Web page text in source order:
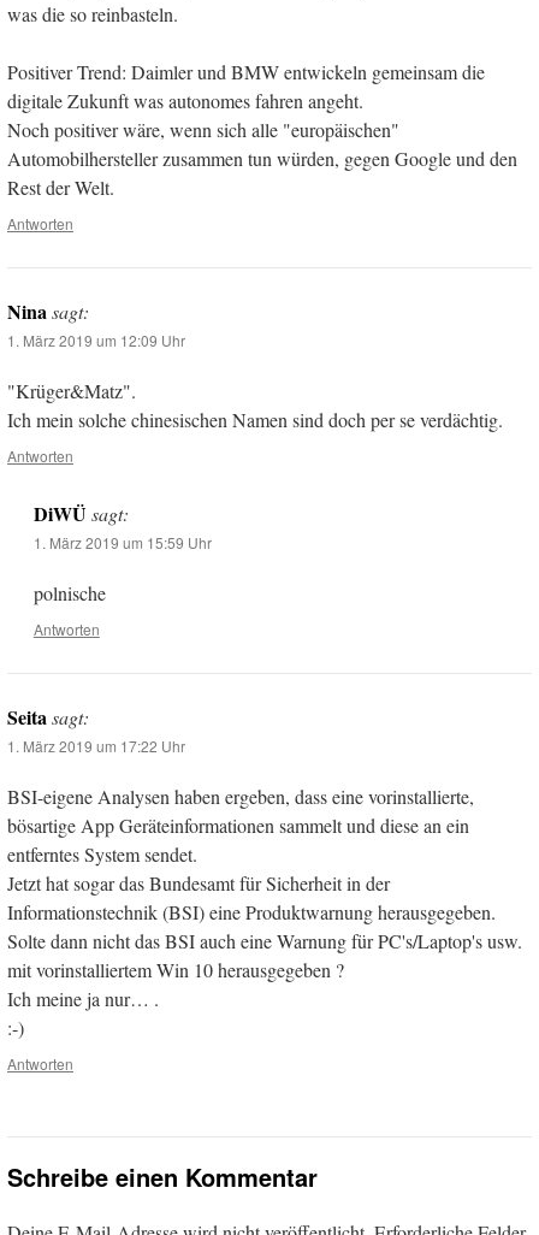
was die so reinbasteln.
Positiver Trend: Daimler und BMW entwickeln gemeinsam die
digitale Zukunft was autonomes fahren angeht.
Noch positiver wäre, wenn sich alle "europäischen"
Automobilhersteller zusammen tun würden, gegen Google und den
Rest der Welt.
Antworten
Ninasagt:
1. März 2019 um 12:09 Uhr
"Krüger&Matz".
Ich mein solche chinesischen Namen sind doch per se verdächtig.
Antworten
DiWÜ sagt:
1. März 2019 um 15:59 Uhr
polnische
Antworten
Seitasagt:
1. März 2019 um 17:22 Uhr
BSI-eigene Analysen haben ergeben, dass eine vorinstallierte,
bösartige App Geräteinformationen sammelt und diese an ein
entferntes System sendet.
Jetzt hat sogar das Bundesamt für Sicherheit in der
Informationstechnik (BSI) eine Produktwarnung herausgegeben.
Solte dann nicht das BSI auch eine Warnung für PC's/Laptop's usw.
mit vorinstalliertem Win 10 herausgegeben ?
Ich meine ja nur… .
:-)
Antworten
Schreibe einen Kommentar